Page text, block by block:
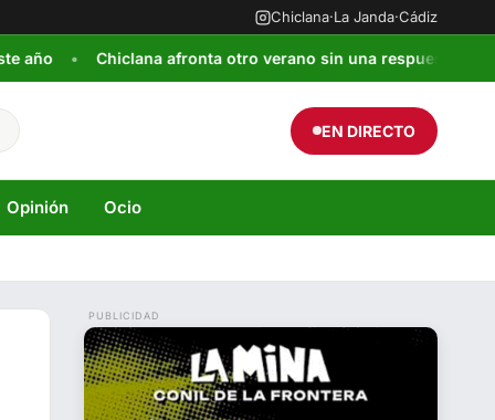
Chiclana·La Janda·Cádiz
Chiclana afronta otro verano sin una respuesta integral para
EN DIRECTO
Opinión Ocio
PUBLICIDAD